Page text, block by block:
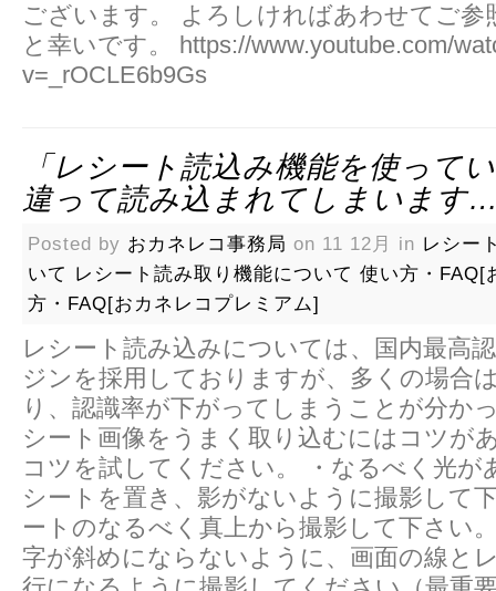
ございます。 よろしければあわせてご参
と幸いです。 https://www.youtube.com/
v=_rOCLE6b9Gs
「レシート読込み機能を使って
違って読み込まれてしまいます
Posted by おカネレコ事務局 on 11 12月 in レシー
いて レシート読み取り機能について 使い方・FAQ[
方・FAQ[おカネレコプレミアム]
レシート読み込みについては、国内最高
ジンを採用しておりますが、多くの場合
り、認識率が下がってしまうことが分か
シート画像をうまく取り込むにはコツが
コツを試してください。 ・なるべく光が
シートを置き、影がないように撮影して
ートのなるべく真上から撮影して下さい
字が斜めにならないように、画面の線と